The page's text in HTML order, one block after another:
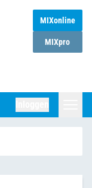
MIXonline
MIXpro